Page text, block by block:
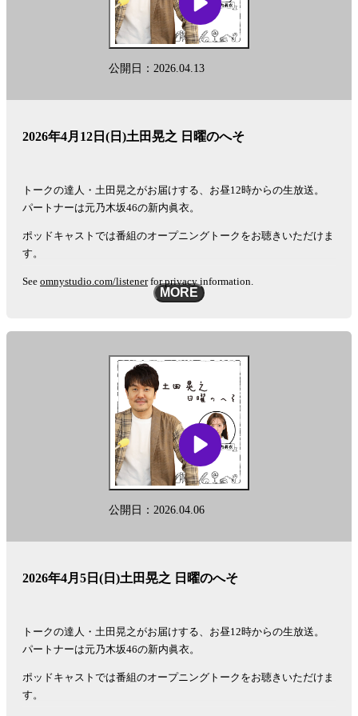
公開日：2026.04.13
2026年4月12日(日)土田晃之 日曜のへそ
トークの達人・土田晃之がお届けする、お昼12時からの生放送。
パートナーは元乃木坂46の新内眞衣。
ポッドキャストでは番組のオープニングトークをお聴きいただけま
す。
See omnystudio.com/listenerfor privacy information.
MORE
公開日：2026.04.06
2026年4月5日(日)土田晃之 日曜のへそ
トークの達人・土田晃之がお届けする、お昼12時からの生放送。
パートナーは元乃木坂46の新内眞衣。
ポッドキャストでは番組のオープニングトークをお聴きいただけま
す。